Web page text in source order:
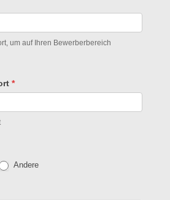
um auf Ihren Bewerberbereich
*
Andere